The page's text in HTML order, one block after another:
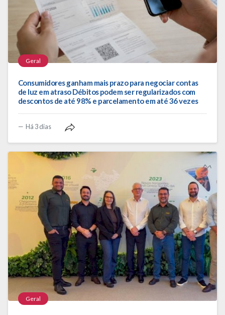
Geral
Consumidores ganham mais prazo para negociar contas
de luz em atraso Débitos podem ser regularizados com
descontos de até 98% e parcelamento em até 36 vezes
Há 3 dias
Geral